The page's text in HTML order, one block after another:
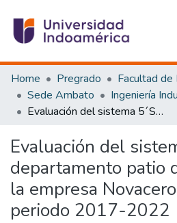
Communities & Collections
All of DSpace
Statistics
Estadísticas Externas
Home Pregrado
Sede Ambato
Ingeniería
Evaluación del sistema 5´S en departamento patio de reciclaje de la empresa Novacero S.A. en el periodo 2017-2022
Evaluación del
departamento patio
la empresa
periodo 2017-2022